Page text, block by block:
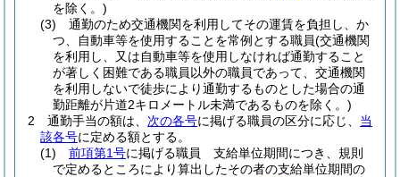
を除く。)
(3)
通勤のため交通機関を利用してその運賃を負担し、か
つ、自動車等を使用することを常例とする職員(交通機関
を利用し、又は自動車等を使用しなければ通勤すること
が著しく困難である職員以外の職員であって、交通機関
を利用しないで徒歩により通勤するものとした場合の通
勤距離が片道2キロメートル未満であるものを除く。)
2
通勤手当の額は、 次の各号に掲げる職員の区分に応じ、 当
該各号に定める額とする。
(1)
前項第1号に掲げる職員 支給単位期間につき、規則
で定めるところにより算出したその者の支給単位期間の